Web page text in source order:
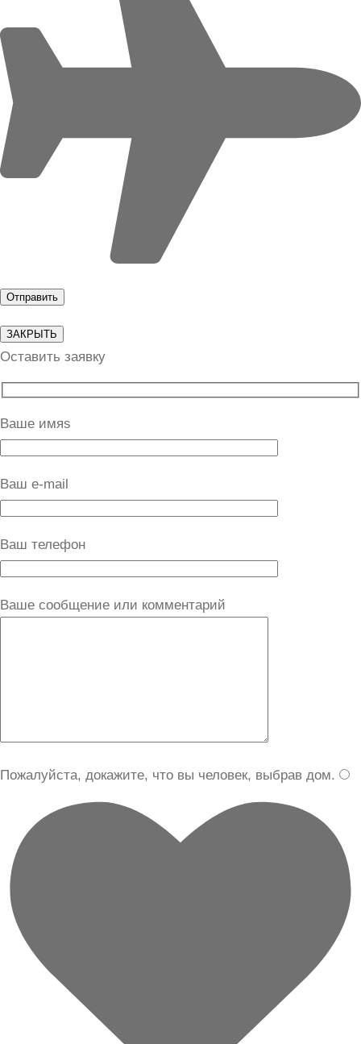
ЗАКРЫТЬ
Оставить заявку
Ваше имяs
Ваш e-mail
Ваш телефон
Ваше сообщение или комментарий
Пожалуйста, докажите, что вы человек, выбрав дом.